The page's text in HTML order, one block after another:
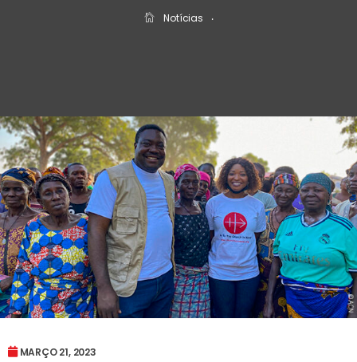
Notícias ‧
MARÇO 21, 2023